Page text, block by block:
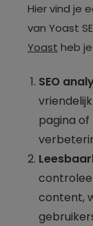
Hier vind je
van Yoast
Yoast heb
SEO
pagina
content,